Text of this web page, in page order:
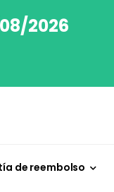
2026
de reembolso